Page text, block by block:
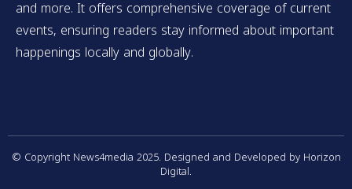
and more. It offers comprehensive coverage of current
events, ensuring readers stay informed about important
happenings locally and globally.
© Copyright News4media 2025. Designed and Developed by Horizon
Digital.